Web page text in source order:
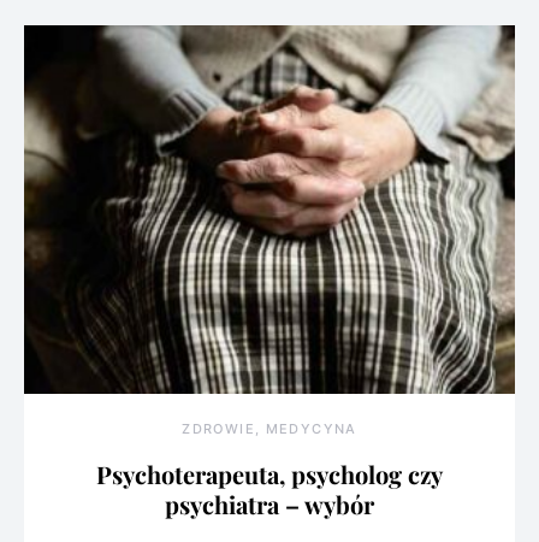
ZDROWIE, MEDYCYNA
Psychoterapeuta, psycholog czy
psychiatra – wybór